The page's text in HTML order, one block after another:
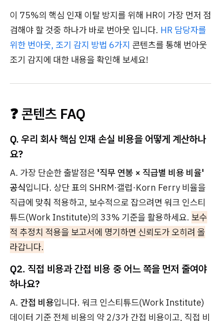
이 75%의 핵심 인재 이탈 방지를 위해 HR이 가장 먼저 점
검해야 할 것중 하나가 바로 번아웃 입니다. HR 담당자를
위한 번아웃, 조기 감지 방법 6가지 콘텐츠를 통해 번아웃
조기 감지에 대한 내용을 확인해 보세요!
❓ 콘텐츠 FAQ
Q. 우리 회사 핵심 인재 손실 비용을 어떻게 계산하나
요?
A. 가장 단순한 출발점은 '직무 연봉 × 직급별 비용 비율'
공식입니다. 상단 표의 SHRM·갤럽·Korn Ferry 비율을
직급에 맞춰 적용하고, 보수적으로 잡으려면 워크 인스티
튜드(Work Institute)의 33% 기준을 활용하세요. 보수
적 추정치 적용을 보고서에 명기하면 신뢰도가 오히려 올
라갑니다.
Q2. 직접 비용과 간접 비용 중 어느 쪽을 먼저 줄여야
하나요?
A. 간접 비용입니다. 워크 인스티튜드(Work Institute)
데이터 기준 전체 비용의 약 2/3가 간접 비용이고, 직접 비